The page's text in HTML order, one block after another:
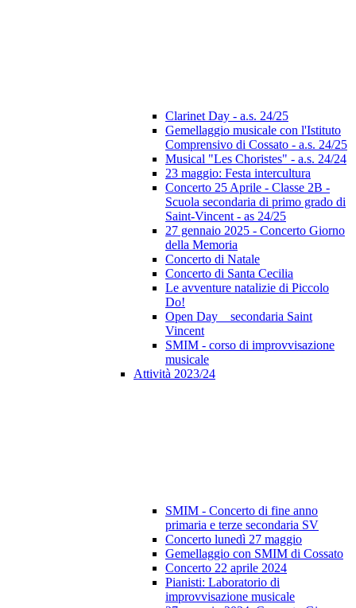
Clarinet Day - a.s. 24/25
Gemellaggio musicale con l'Istituto
Comprensivo di Cossato - a.s. 24/25
Musical "Les Choristes" - a.s. 24/24
23 maggio: Festa intercultura
Concerto 25 Aprile - Classe 2B -
Scuola secondaria di primo grado di
Saint-Vincent - as 24/25
27 gennaio 2025 - Concerto Giorno
della Memoria
Concerto di Natale
Concerto di Santa Cecilia
Le avventure natalizie di Piccolo
Do!
Open Day _ secondaria Saint
Vincent
SMIM - corso di improvvisazione
musicale
Attività 2023/24
SMIM - Concerto di fine anno
primaria e terze secondaria SV
Concerto lunedì 27 maggio
Gemellaggio con SMIM di Cossato
Concerto 22 aprile 2024
Pianisti: Laboratorio di
improvvisazione musicale